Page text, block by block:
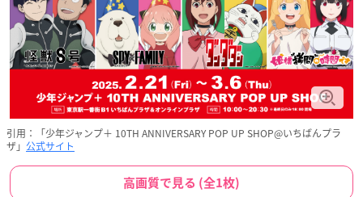
引用：「少年ジャンプ＋ 10TH ANNIVERSARY POP UP SHOP@いちばんプラ
ザ」 公式サイト
高画質で見る (全1枚)